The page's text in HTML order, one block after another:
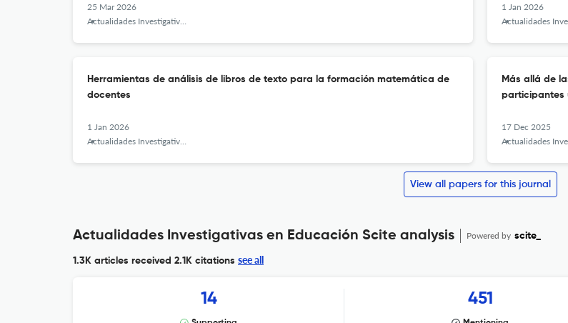
25 Mar 2026
Actualidades Investigativas en Educación
1 Jan 2026
Actualidades Investigativas
Herramientas de análisis de libros de texto para la formación matemática de
docentes
1 Jan 2026
Actualidades Investigativas en Educación
Más allá de
participantes
17 Dec 2025
Actualidades Investigativas
View all papers for this journal
Actualidades Investigativas en Educación Scite analysis Powered by scite_
1.3K articles received 2.1K citations see all
14 451